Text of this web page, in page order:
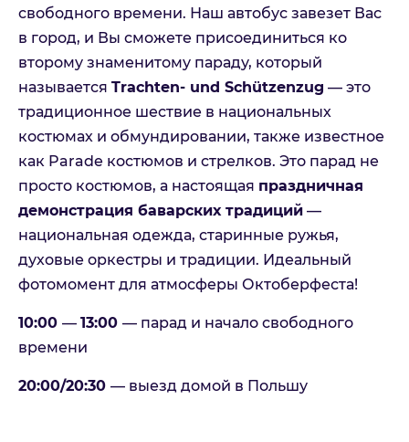
свободного времени. Наш автобус завезет Вас
в город, и Вы сможете присоединиться ко
второму знаменитому параду, который
называется Trachten‑ und Schützenzug — это
традиционное шествие в национальных
костюмах и обмундировании, также известное
как Parade костюмов и стрелков. Это парад не
просто костюмов, а настоящая праздничная
демонстрация баварских традиций —
национальная одежда, старинные ружья,
духовые оркестры и традиции. Идеальный
фотомомент для атмосферы Октоберфеста!
10:00 — 13:00 — парад и начало свободного
времени
20:00/20:30 — выезд домой в Польшу
Телефон
E-mail
Можете оставить дополнительные контактные данные
Комментарий
конфиденциальности